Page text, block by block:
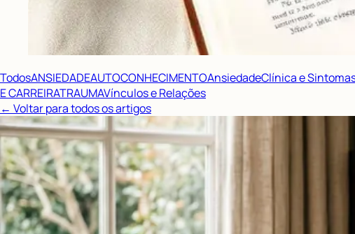
TodosANSIEDADEAUTOCONHECIMENTOAnsiedadeClínica e
E CARREIRATRAUMAVínculos e Relações
← Voltar para todos os artigos